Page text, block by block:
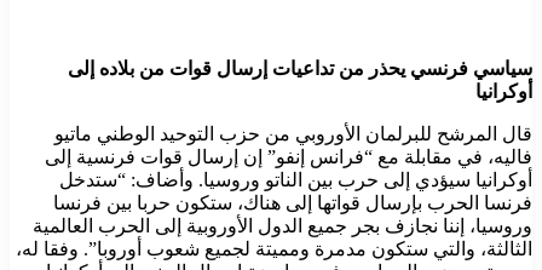
سياسي فرنسي يحذر من تداعيات إرسال قوات من بلاده إلى
أوكرانيا
قال المرشح للبرلمان الأوروبي من حزب التوحيد الوطني ماتيو
فاليه، في مقابلة مع “فرانس إنفو” إن إرسال قوات فرنسية إلى
أوكرانيا سيؤدي إلى حرب بين الناتو وروسيا. وأضاف: “ستدخل
فرنسا الحرب بإرسال قواتها إلى هناك، ستكون حربا بين فرنسا
وروسيا، إننا نجازف بجر جميع الدول الأوروبية إلى الحرب العالمية
الثالثة، والتي ستكون مدمرة ومميتة لجميع شعوب أوروبا”. وفقا له،